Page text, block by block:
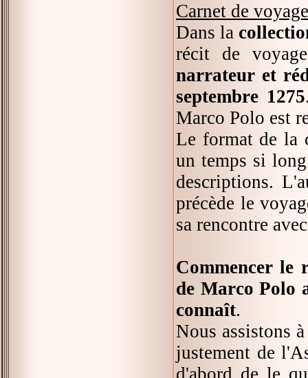
Carnet de voyage
Dans la
récit de
narrateur et
septembre 1275
Marco Polo est
Le format de la
un temps si
descriptions.
précède le
sa rencontre
Commencer le
de Marco Polo
connaît.
Nous assistons
justement de